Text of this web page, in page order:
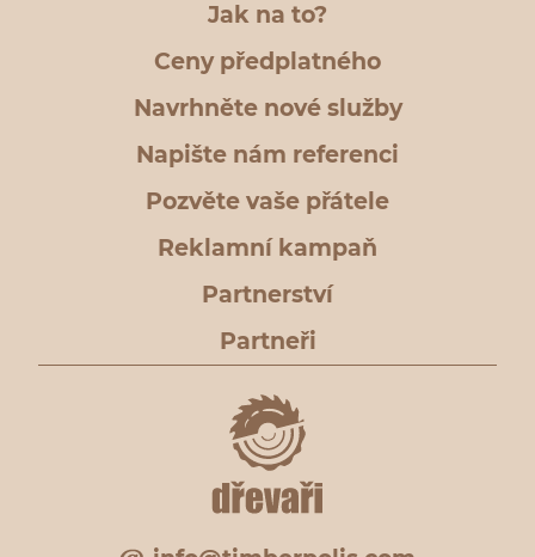
Jak na to?
Ceny předplatného
Navrhněte nové služby
Napište nám referenci
Pozvěte vaše přátele
Reklamní kampaň
Partnerství
Partneři